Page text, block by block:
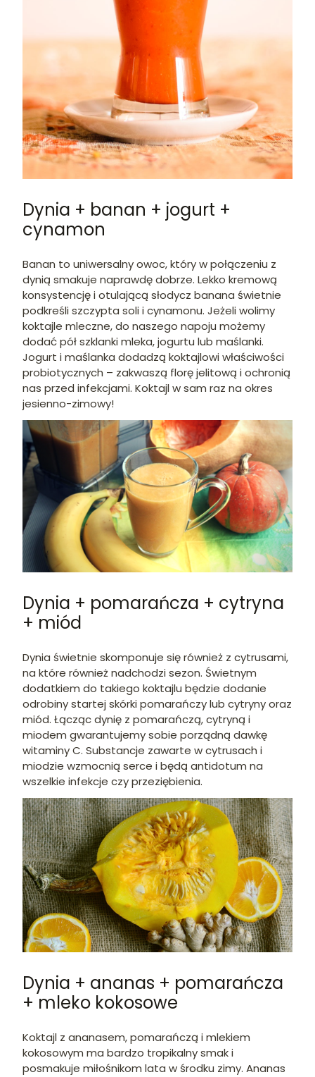
Dynia + banan + jogurt +
cynamon
Banan to uniwersalny owoc, który w połączeniu z
dynią smakuje naprawdę dobrze. Lekko kremową
konsystencję i otulającą słodycz banana świetnie
podkreśli szczypta soli i cynamonu. Jeżeli wolimy
koktajle mleczne, do naszego napoju możemy
dodać pół szklanki mleka, jogurtu lub maślanki.
Jogurt i maślanka dodadzą koktajlowi właściwości
probiotycznych – zakwaszą florę jelitową i ochronią
nas przed infekcjami. Koktajl w sam raz na okres
jesienno-zimowy!
Dynia + pomarańcza + cytryna
+ miód
Dynia świetnie skomponuje się również z cytrusami,
na które również nadchodzi sezon. Świetnym
dodatkiem do takiego koktajlu będzie dodanie
odrobiny startej skórki pomarańczy lub cytryny oraz
miód. Łącząc dynię z pomarańczą, cytryną i
miodem gwarantujemy sobie porządną dawkę
witaminy C. Substancje zawarte w cytrusach i
miodzie wzmocnią serce i będą antidotum na
wszelkie infekcje czy przeziębienia.
Dynia + ananas + pomarańcza
+ mleko kokosowe
Koktajl z ananasem, pomarańczą i mlekiem
kokosowym ma bardzo tropikalny smak i
posmakuje miłośnikom lata w środku zimy. Ananas